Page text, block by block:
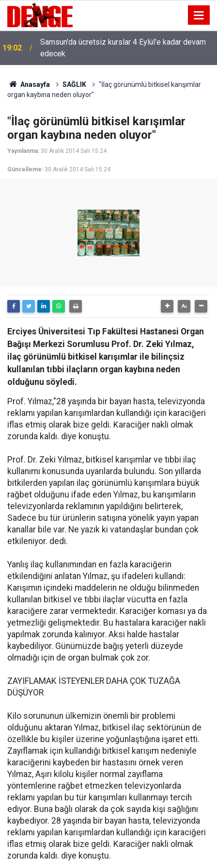
19:02
Samsun'da ücretsiz kurslar 4 Eylül’e kadar devam
edecek
Anasayfa SAĞLIK
"İlaç görünümlü bitkisel karışımlar
organ kaybına neden oluyor"
"İlaç görünümlü bitkisel karışımlar
organ kaybına neden oluyor"
Yayınlanma: 30 Aralık 2014 Salı 15:24
Güncelleme: 30 Aralık 2014 Salı 15:24
Erciyes Üniversitesi Tıp Fakültesi Hastanesi Organ
Bağışı Merkezi Sorumlusu Prof. Dr. Zeki Yılmaz,
ilaç görünümlü bitkisel karışımlar ile bilinçsiz
kullanılan tıbbi ilaçların organ kaybına neden
olduğunu söyledi.
Prof. Yılmaz,"28 yaşında bir bayan hasta, televizyonda
reklamı yapılan karışımlardan kullandığı için karaciğeri
iflas etmiş olarak bize geldi. Karaciğer nakli olmak
zorunda kaldı. diye konuştu.
Prof. Dr. Zeki Yılmaz, bitkisel karışımlar ve tıbbi ilaç
kullanımı konusunda uyarılarda bulundu. Son yıllarda
bitkilerden yapılan ilaç görünümlü karışımlara büyük
rağbet olduğunu ifade eden Yılmaz, bu karışımların
televizyonlarda reklamının yapıldığını belirterek,
Sadece bu tür ürünlerin satışına yönelik yayın yapan
kanallar bile var. Ne yazık ki vatandaşlar bundan çok
etkileniyor. dedi.
Yanlış ilaç kullanımından en fazla karaciğerin
etkilendiğini anlatan Yılmaz, şu ifadeleri kullandı:
Karışımın içindeki maddelerin ne olduğu bilinmeden
kullanılan bitkisel ve tıbbi ilaçlar vücutta en fazla
karaciğere zarar vermektedir. Karaciğer koması ya da
yetmezliği gelişmektedir. Bu hastalara karaciğer nakli
yapılmak zorunda kalınıyor. Aksi halde hastalar
kaybediliyor. Günümüzde bağış yeterli düzeyde
olmadığı için de organ bulmak çok zor.
ZAYIFLAMAK İSTEYENLER DAHA ÇOK TUZAĞA
DÜŞÜYOR
Kilo sorununun ülkemizin önemli bir problemi
olduğunu aktaran Yılmaz, bitkisel ilaç sektörünün de
özellikle bu kişiler üzerine yoğunlaştığına işaret etti.
Zayıflamak için kullandığı bitkisel karışım nedeniyle
karaciğerini kaybeden bir hastasını örnek veren
Yılmaz, Aşırı kilolu kişiler normal zayıflama
yöntemlerine rağbet etmezken televizyonlarda
reklamı yapılan bu tür karışımları kullanmayı tercih
ediyor. Buna bağlı olarak da çok sayıda kişi sağlığını
kaybediyor. 28 yaşında bir bayan hasta, televizyonda
reklamı yapılan karışımlardan kullandığı için karaciğeri
iflas etmiş olarak bize geldi. Karaciğer nakli olmak
zorunda kaldı. diye konuştu.